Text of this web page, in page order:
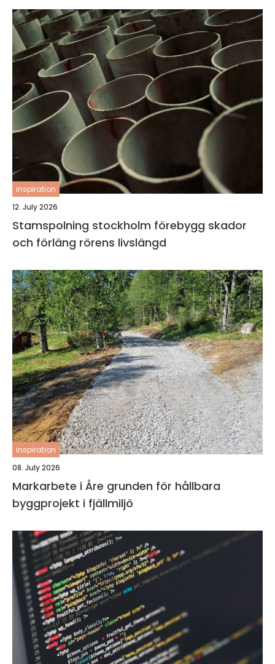
inspiration
12. July 2026
Stamspolning stockholm förebygg skador
och förläng rörens livslängd
inspiration
08. July 2026
Markarbete i Åre grunden för hållbara
byggprojekt i fjällmiljö